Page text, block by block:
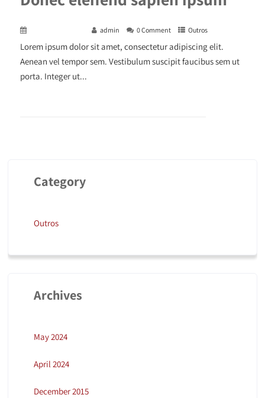
admin 0 Comment Outros
Lorem ipsum dolor sit amet, consectetur adipiscing elit.
Aenean vel tempor sem. Vestibulum suscipit faucibus sem ut
porta. Integer ut...
Category
Outros
Archives
May 2024
April 2024
December 2015